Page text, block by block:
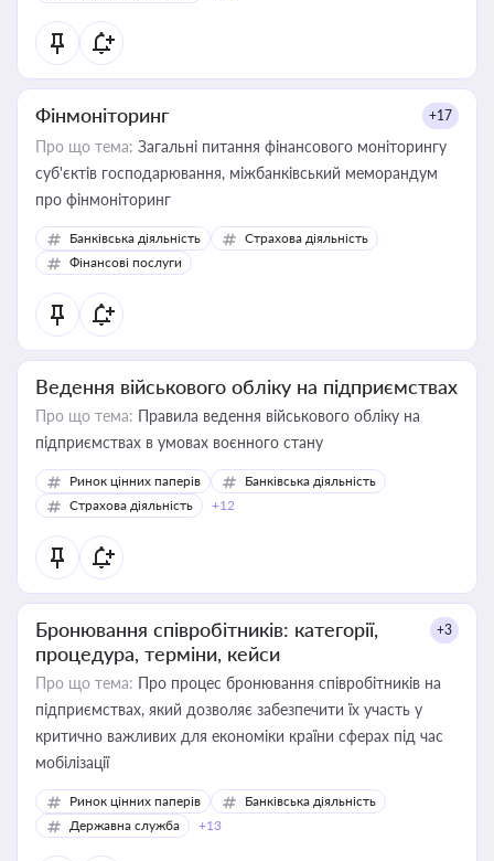
Фінмоніторинг +17
Про що тема: Загальні питання фінансового моніторингу
суб'єктів господарювання, міжбанківський меморандум
про фінмоніторинг
Банківська діяльність
Страхова діяльність
Фінансові послуги
Ведення військового обліку на підприємствах
Про що тема: Правила ведення військового обліку на
підприємствах в умовах воєнного стану
Ринок цінних паперів
Банківська діяльність
Страхова діяльність
+12
Бронювання співробітників: категорії,
процедура, терміни, кейси
+3
Про що тема: Про процес бронювання співробітників на
підприємствах, який дозволяє забезпечити їх участь у
критично важливих для економіки країни сферах під час
мобілізації
Ринок цінних паперів
Банківська діяльність
Державна служба
+13